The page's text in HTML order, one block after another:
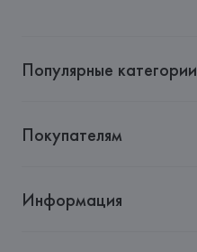
Популярные категории
Покупателям
Информация